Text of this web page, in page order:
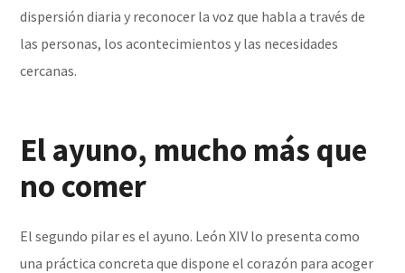
dispersión diaria y reconocer la voz que habla a través de
las personas, los acontecimientos y las necesidades
cercanas.
El ayuno, mucho más que
no comer
El segundo pilar es el ayuno. León XIV lo presenta como
una práctica concreta que dispone el corazón para acoger